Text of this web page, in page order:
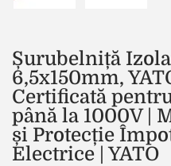
Șurubelniță
6,5x150mm,
Certificată
până la 1000V |
și Protecție
Electrice | YATO